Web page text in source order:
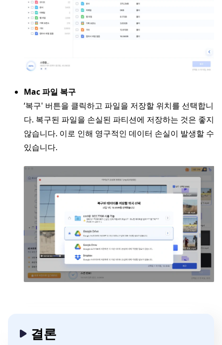
Mac 파일 복구
‘복구' 버튼을 클릭하고 파일을 저장할 위치를 선택합니
다. 복구된 파일을 손실된 파티션에 저장하는 것은 좋지
않습니다. 이로 인해 영구적인 데이터 손실이 발생할 수
있습니다.
결론